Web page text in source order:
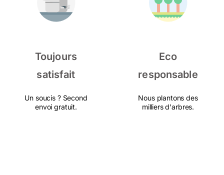
Toujours
satisfait
Un soucis ? Second
envoi gratuit.
Eco
responsable
Nous plantons des
milliers d'arbres.